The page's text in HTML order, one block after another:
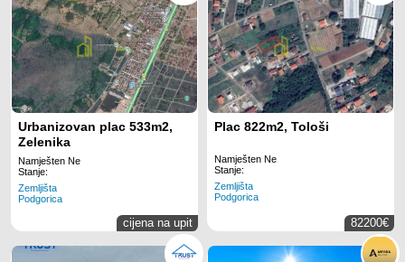
Urbanizovan plac 533m2,
Zelenika
Namješten Ne
Stanje:
Zemljišta
Podgorica
cijena na upit
Plac 822m2, Tološi
Namješten Ne
Stanje:
Zemljišta
Podgorica
82200€